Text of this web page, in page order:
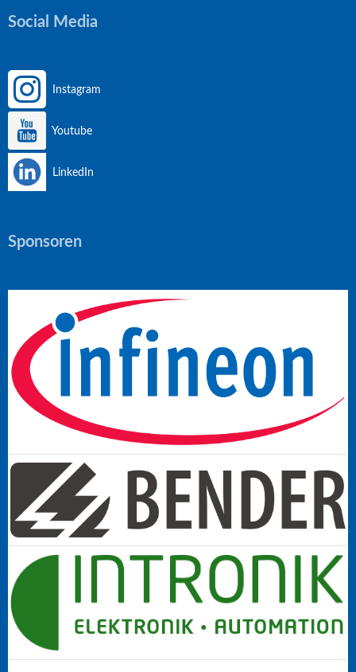
Social Media
Instagram
Youtube
LinkedIn
Sponsoren